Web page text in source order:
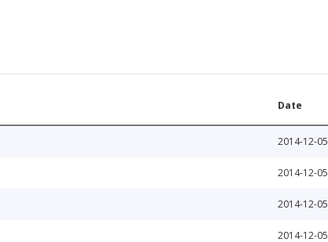
Date
2014-12-05
2014-12-05
2014-12-05
2014-12-05